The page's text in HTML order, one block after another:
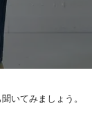
いてみましょう。